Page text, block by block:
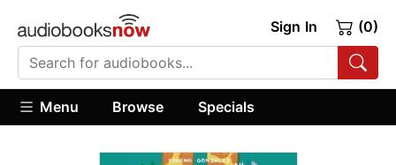
Sign In (0)
Menu Browse Specials